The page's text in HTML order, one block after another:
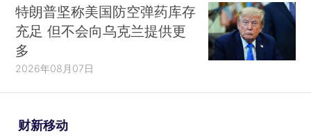
特朗普坚称美国防空弹药库存
充足 但不会向乌克兰提供更
多
2026年08月07日
财新移动